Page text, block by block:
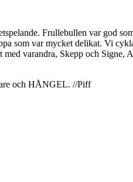
Frullebullen var god
som var mycket delikat. Vi
varandra, Skepp och
och HÅNGEL. //Piff